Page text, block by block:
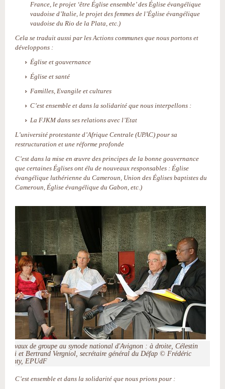
France, le projet ‘être Église ensemble’ des Église évangélique
vaudoise d’Italie, le projet des femmes de l’Église évangélique
vaudoise du Rio de la Plata, etc.)
Cela se traduit aussi par les Actions communes que nous portons et
développons :
Église et gouvernance
Église et santé
Familles, Evangile et cultures
C’est ensemble et dans la solidarité que nous interpellons :
La FJKM dans ses relations avec l’Etat
L’université protestante d’Afrique Centrale (UPAC) pour sa
restructuration et une réforme profonde
C’est dans la mise en œuvre des principes de la bonne gouvernance
que certaines Églises ont élu de nouveaux responsables : Église
évangélique luthérienne du Cameroun, Union des Églises baptistes du
Cameroun, Église évangélique du Gabon, etc.)
Travaux de groupe au synode national d'Avignon : à droite, Célestin
Kiki et Bertrand Vergniol, secrétaire général du Défap © Frédéric
Genty, EPUdF
C’est ensemble et dans la solidarité que nous prions pour :